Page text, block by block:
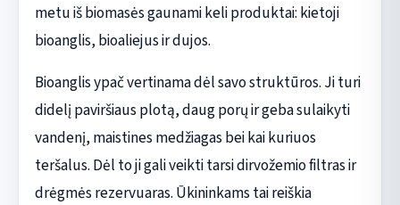
metu iš biomasės gaunami keli produktai: kietoji
bioanglis, bioaliejus ir dujos.
Bioanglis ypač vertinama dėl savo struktūros. Ji turi
didelį paviršiaus plotą, daug porų ir geba sulaikyti
vandenį, maistines medžiagas bei kai kuriuos
teršalus. Dėl to ji gali veikti tarsi dirvožemio filtras ir
drėgmės rezervuaras. Ūkininkams tai reiškia